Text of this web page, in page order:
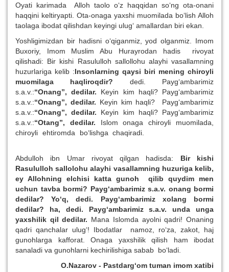
Oyati karimada Alloh taolo o‘z haqqidan so‘ng ota-onani
haqqini keltiryapti. Ota-onaga yaxshi muomilada bo‘lish Alloh
taolaga ibodat qilishdan keyingi ulug‘ amallardan biri ekan.
Yoshligimizdan bir hadisni o‘qiganmiz, yod olganmiz. Imom
Buxoriy, Imom Muslim Abu Hurayrodan hadis rivoyat
qilishadi: Bir kishi Rasululloh sallollohu alayhi vasallamning
huzurlariga kelib :Insonlarning qaysi biri mening chiroyli
muomilaga haqliroqdir? dedi. Payg‘ambarimiz
s.a.v.:“Onang”, dedilar. Keyin kim haqli? Payg‘ambarimiz
s.a.v.:“Onang”, dedilar. Keyin kim haqli? Payg‘ambarimiz
s.a.v.:“Onang”, dedilar. Keyin kim haqli? Payg‘ambarimiz
s.a.v.:“Otang”, dedilar. Islom onaga chiroyli muomilada,
chiroyli ehtiromda bo‘lishga chaqiradi.
Abdulloh ibn Umar rivoyat qilgan hadisda: Bir kishi
Rasululloh sallolohu alayhi vasallamning huzuriga kelib,
ey Allohning elchisi katta gunoh qilib quydim men
uchun tavba bormi? Payg‘ambarimiz s.a.v. onang bormi
dedilar? Yo‘q, dedi. Payg‘ambarimiz xolang bormi
dedilar? ha, dedi. Payg‘ambarimiz s.a.v. unda unga
yaxshilik qil dedilar. Mana Islomda ayolni qadri! Onaning
qadri qanchalar ulug‘! Ibodatlar namoz, ro‘za, zakot, haj
gunohlarga kafforat. Onaga yaxshilik qilish ham ibodat
sanaladi va gunohlarni kechirilishiga sabab bo‘ladi.
O.Nazarov - Pastdarg‘om tuman imom xatibi